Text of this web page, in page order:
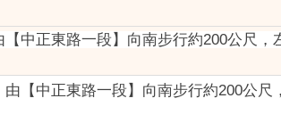
中正東路一段】向南步行約200公尺
【中正東路一段】向南步行約200公